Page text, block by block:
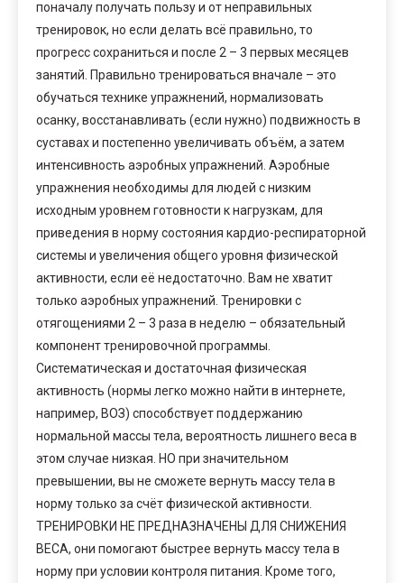
поначалу получать пользу и от неправильных
тренировок, но если делать всё правильно, то
прогресс сохраниться и после 2 – 3 первых месяцев
занятий. Правильно тренироваться вначале – это
обучаться технике упражнений, нормализовать
осанку, восстанавливать (если нужно) подвижность в
суставах и постепенно увеличивать объём, а затем
интенсивность аэробных упражнений. Аэробные
упражнения необходимы для людей с низким
исходным уровнем готовности к нагрузкам, для
приведения в норму состояния кардио-респираторной
системы и увеличения общего уровня физической
активности, если её недостаточно. Вам не хватит
только аэробных упражнений. Тренировки с
отягощениями 2 – 3 раза в неделю – обязательный
компонент тренировочной программы.
Систематическая и достаточная физическая
активность (нормы легко можно найти в интернете,
например, ВОЗ) способствует поддержанию
нормальной массы тела, вероятность лишнего веса в
этом случае низкая. НО при значительном
превышении, вы не сможете вернуть массу тела в
норму только за счёт физической активности.
ТРЕНИРОВКИ НЕ ПРЕДНАЗНАЧЕНЫ ДЛЯ СНИЖЕНИЯ
ВЕСА, они помогают быстрее вернуть массу тела в
норму при условии контроля питания. Кроме того,